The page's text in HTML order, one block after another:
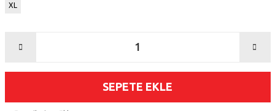
XL
SEPETE EKLE